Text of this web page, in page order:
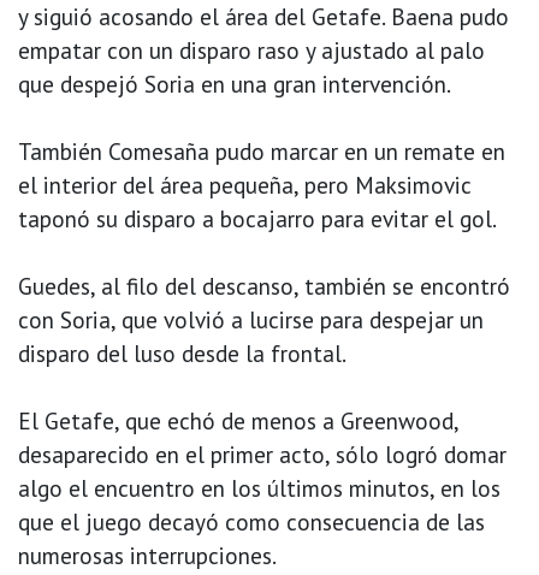
y siguió acosando el área del Getafe. Baena pudo
empatar con un disparo raso y ajustado al palo
que despejó Soria en una gran intervención.
También Comesaña pudo marcar en un remate en
el interior del área pequeña, pero Maksimovic
taponó su disparo a bocajarro para evitar el gol.
Guedes, al filo del descanso, también se encontró
con Soria, que volvió a lucirse para despejar un
disparo del luso desde la frontal.
El Getafe, que echó de menos a Greenwood,
desaparecido en el primer acto, sólo logró domar
algo el encuentro en los últimos minutos, en los
que el juego decayó como consecuencia de las
numerosas interrupciones.